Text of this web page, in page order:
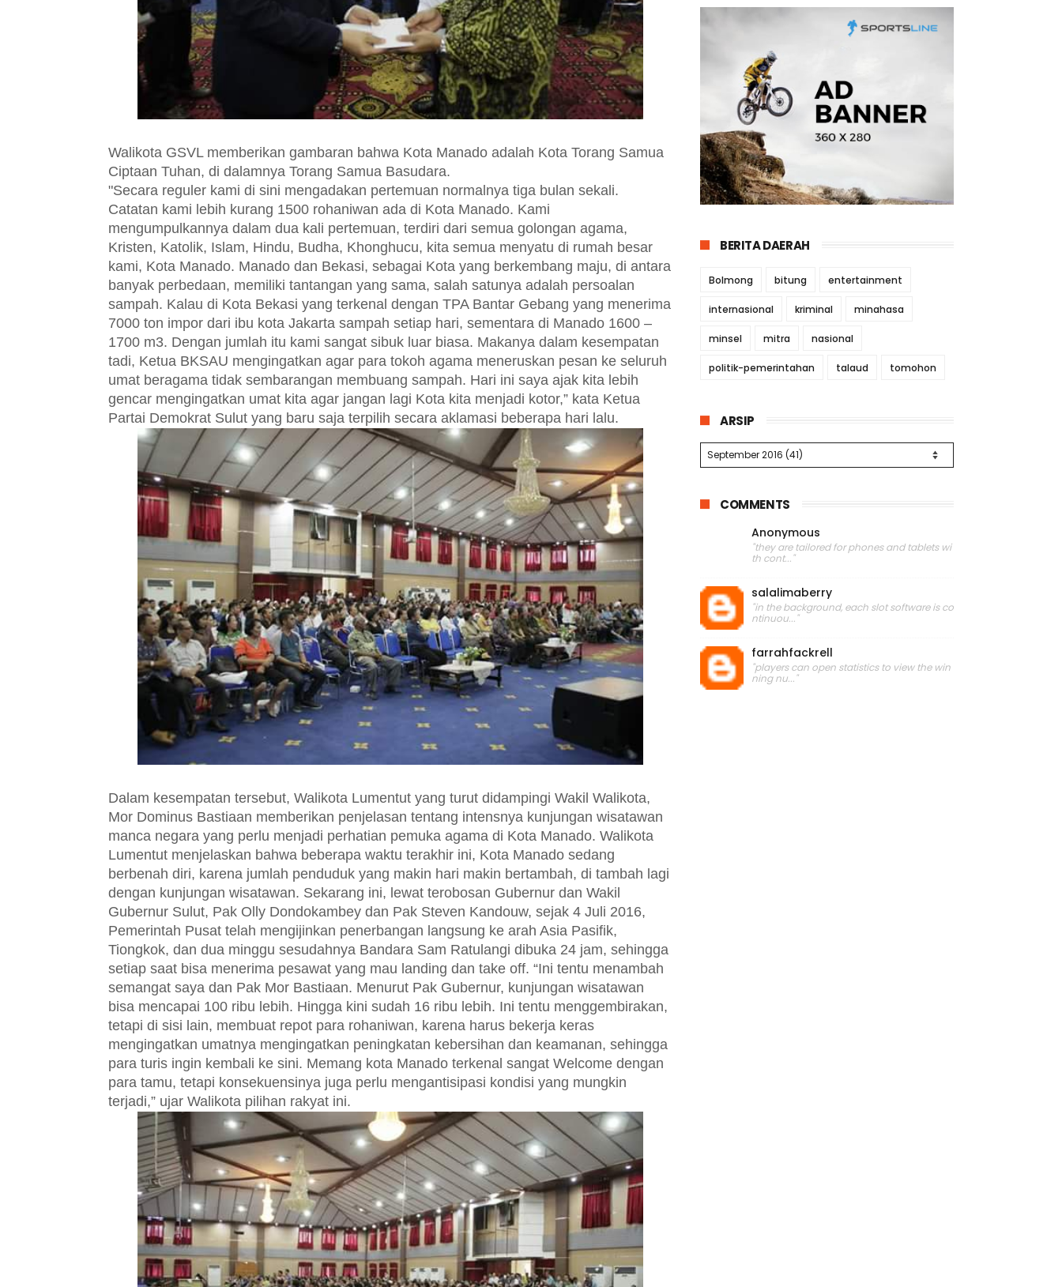
Walikota GSVL memberikan gambaran bahwa Kota Manado adalah Kota Torang Samua
Ciptaan Tuhan, di dalamnya Torang Samua Basudara.
"Secara reguler kami di sini mengadakan pertemuan normalnya tiga bulan sekali.
Catatan kami lebih kurang 1500 rohaniwan ada di Kota Manado. Kami
mengumpulkannya dalam dua kali pertemuan, terdiri dari semua golongan agama,
Kristen, Katolik, Islam, Hindu, Budha, Khonghucu, kita semua menyatu di rumah besar
kami, Kota Manado. Manado dan Bekasi, sebagai Kota yang berkembang maju, di antara
banyak perbedaan, memiliki tantangan yang sama, salah satunya adalah persoalan
sampah. Kalau di Kota Bekasi yang terkenal dengan TPA Bantar Gebang yang menerima
7000 ton impor dari ibu kota Jakarta sampah setiap hari, sementara di Manado 1600 –
1700 m3. Dengan jumlah itu kami sangat sibuk luar biasa. Makanya dalam kesempatan
tadi, Ketua BKSAU mengingatkan agar para tokoh agama meneruskan pesan ke seluruh
umat beragama tidak sembarangan membuang sampah. Hari ini saya ajak kita lebih
gencar mengingatkan umat kita agar jangan lagi Kota kita menjadi kotor,” kata Ketua
Partai Demokrat Sulut yang baru saja terpilih secara aklamasi beberapa hari lalu.
Dalam kesempatan tersebut, Walikota Lumentut yang turut didampingi Wakil Walikota,
Mor Dominus Bastiaan memberikan penjelasan tentang intensnya kunjungan wisatawan
manca negara yang perlu menjadi perhatian pemuka agama di Kota Manado. Walikota
Lumentut menjelaskan bahwa beberapa waktu terakhir ini, Kota Manado sedang
berbenah diri, karena jumlah penduduk yang makin hari makin bertambah, di tambah lagi
dengan kunjungan wisatawan. Sekarang ini, lewat terobosan Gubernur dan Wakil
Gubernur Sulut, Pak Olly Dondokambey dan Pak Steven Kandouw, sejak 4 Juli 2016,
Pemerintah Pusat telah mengijinkan penerbangan langsung ke arah Asia Pasifik,
Tiongkok, dan dua minggu sesudahnya Bandara Sam Ratulangi dibuka 24 jam, sehingga
setiap saat bisa menerima pesawat yang mau landing dan take off. “Ini tentu menambah
semangat saya dan Pak Mor Bastiaan. Menurut Pak Gubernur, kunjungan wisatawan
bisa mencapai 100 ribu lebih. Hingga kini sudah 16 ribu lebih. Ini tentu menggembirakan,
tetapi di sisi lain, membuat repot para rohaniwan, karena harus bekerja keras
mengingatkan umatnya mengingatkan peningkatan kebersihan dan keamanan, sehingga
para turis ingin kembali ke sini. Memang kota Manado terkenal sangat Welcome dengan
para tamu, tetapi konsekuensinya juga perlu mengantisipasi kondisi yang mungkin
terjadi,” ujar Walikota pilihan rakyat ini.
BERITA DAERAH
Bolmong bitung entertainment
internasional kriminal minahasa
minsel mitra nasional
politik-pemerintahan talaud tomohon
ARSIP
COMMENTS
Anonymous
"they are tailored for phones and tablets wi
th cont..."
salalimaberry
"in the background, each slot software is co
ntinuou..."
farrahfackrell
"players can open statistics to view the win
ning nu..."